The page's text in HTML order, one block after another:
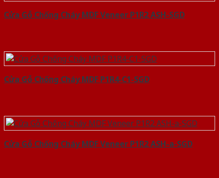
Cửa Gỗ Chống Cháy MDF Veneer P1R2 ASH-SGD
Cửa Gỗ Chống Cháy MDF P1R4-C1-SGD
Cửa Gỗ Chống Cháy MDF Veneer P1R2 ASH-a-SGD